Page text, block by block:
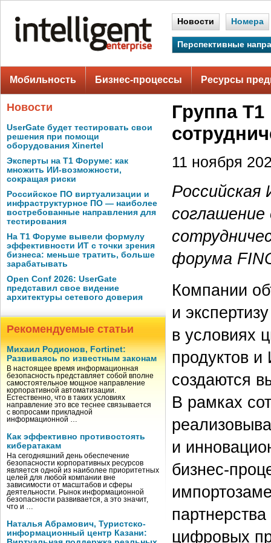
Новости Номера
Перспективные
Мобильность Бизнес-процессы Ресурсы
Новости
UserGate будет тестировать свои
решения при помощи
оборудования Xinertel
Эксперты на Т1 Форуме: как
множить ИИ-возможности,
сокращая риски
Российское ПО виртуализации и
инфраструктурное ПО — наиболее
востребованные направления для
тестирования
На Т1 Форуме вывели формулу
эффективности ИТ с точки зрения
бизнеса: меньше тратить, больше
зарабатывать
Open Conf 2026: UserGate
представил свое видение
архитектуры сетевого доверия
Рекомендуемые статьи
Михаил Родионов, Fortinet:
Развиваясь по известным законам
В настоящее время информационная
безопасность представляет собой вполне
самостоятельное мощное направление
корпоративной автоматизации.
Естественно, что в таких условиях
направление это все теснее связывается
с вопросами прикладной
информационной …
Как эффективно противостоять
кибератакам
На сегодняшний день обеспечение
безопасности корпоративных ресурсов
является одной из наиболее приоритетных
целей для любой компании вне
зависимости от масштабов и сферы
деятельности. Рынок информационной
безопасности развивается, а это значит,
что и …
Наталья Абрамович, Туристско-
информационный центр Казани:
Группа
11 ноября
соглашение
форума
Компании
и
в условиях
продуктов
создаются
В рамках
и
бизнес-
цифровых